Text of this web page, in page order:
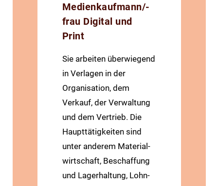
Medienkaufmann/-
frau Digital und
Print
Sie arbeiten überwiegend
in Verlagen in der
Organisation, dem
Verkauf, der Verwaltung
und dem Vertrieb. Die
Haupt­tätigkeiten sind
unter anderem Material­
wirtschaft, Beschaffung
und Lager­haltung, Lohn-